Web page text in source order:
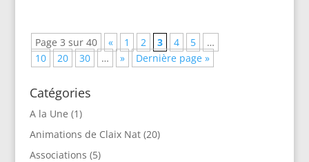
Page 3 sur 40 « 1 2 3 4 5
…
10
20 30 … » Dernière page »
Catégories
A la Une (1)
Animations de Claix Nat(20)
Associations (5)